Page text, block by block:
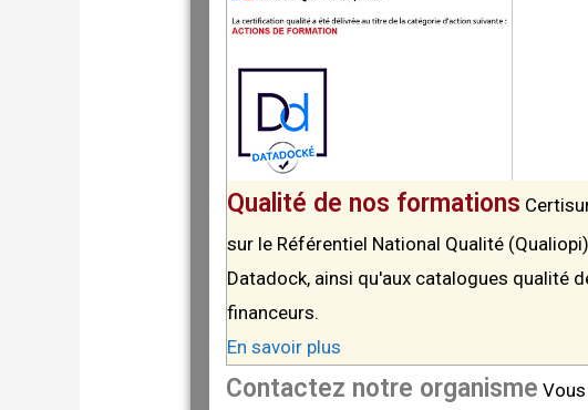
Qualité de nos formations
sur le Référentiel National Qualité
Datadock, ainsi qu'aux catalogues qualité
financeurs.
En savoir plus
Contactez notre organisme